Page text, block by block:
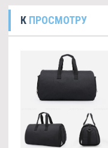
К ПРОСМОТРУ